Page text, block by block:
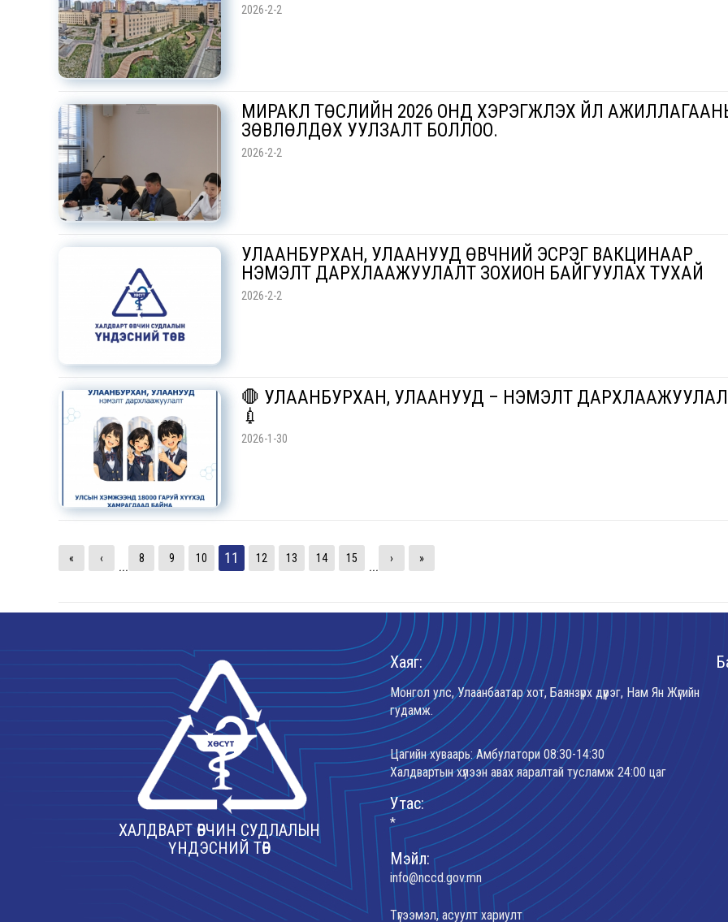
2026-2-2
МИРАКЛ ТӨСЛИЙН 2026 ОНД ХЭРЭГЖҮҮЛЭХ ҮЙЛ
ЗӨВЛӨЛДӨХ УУЛЗАЛТ БОЛЛОО.
2026-2-2
УЛААНБУРХАН, УЛААНУУД ӨВЧНИЙ ЭСРЭГ ВАКЦИНААР
НЭМЭЛТ ДАРХЛААЖУУЛАЛТ ЗОХИОН БАЙГУУЛАХ ТУХАЙ
2026-2-2
🛑 УЛААНБУРХАН, УЛААНУУД – НЭМЭЛТ
💉
2026-1-30
« ‹
...
8 9 10 11 12 13 14 15
...
› »
ХАЛДВАРТ ӨВЧИН СУДЛАЛЫН
ҮНДЭСНИЙ ТӨВ
Хаяг:
Монгол улс, Улаанбаатар хот, Баянзүрх дүүрэг, Нам Ян Жүгийн
гудамж.
Цагийн хуваарь: Амбулатори 08:30-14:30
Халдвартын хүлээн авах яаралтай тусламж 24:00 цаг
Утас:
*
Мэйл:
info@nccd.gov.mn
Түгээмэл, асуулт хариулт